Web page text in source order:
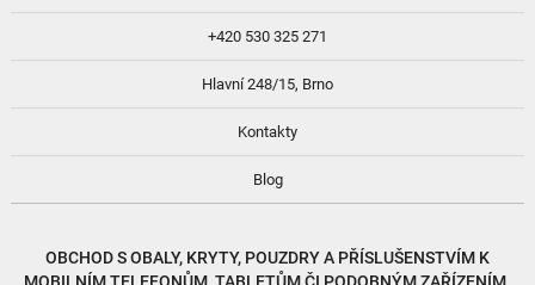
+420 530 325 271
Hlavní 248/15, Brno
Kontakty
Blog
OBCHOD SOBALY, KRYTY, POUZDRYA PŘÍSLUŠENSTVÍM K